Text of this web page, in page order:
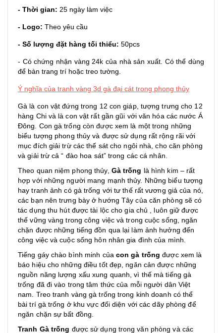
- Thời gian: 25 ngày làm việc
- Logo: Theo yêu cầu
- Số lượng đặt hàng tối thiểu: 50pcs
- Có chứng nhận vàng 24k của nhà sản xuất. Có thể dùng
để bàn trang trí hoặc treo tường.
Ý nghĩa của tranh vàng 3d gà đại cát trong phong thủy
Gà là con vật đứng trong 12 con giáp, tượng trưng cho 12
hàng Chi và là con vật rất gần gũi với văn hóa các nước Á
Đông. Con gà trống còn được xem là một trong những
biểu tượng phong thủy và được sử dụng rất rộng rãi với
mục đích giải trừ các thế sát cho ngôi nhà, cho căn phòng
và giải trừ cả “ đào hoa sát” trong các cá nhân.
Theo quan niệm phong thủy, Gà trống là hình kim – rất
hợp với những người mang mạnh thủy. Những biểu tượng
hay tranh ảnh có gà trống với tư thế rất vương giả của nó,
các bạn nên trưng bày ở hướng Tây của căn phòng sẽ có
tác dụng thu hút được tài lộc cho gia chủ , luôn giữ được
thế vững vàng trong công việc và trong cuộc sống, ngăn
chặn được những tiếng đồn qua lại làm ảnh hưởng đến
công việc và cuộc sống hôn nhân gia đình của mình.
Tiếng gáy chào bình minh của con gà trốngđược xem là
báo hiệu cho những điều tốt đẹp, ngăn cản được những
nguồn năng lượng xấu xung quanh, vì thế mà tiếng gà
trống đã đi vào trong tâm thức của mỗi người dân Việt
nam. Treo tranh vàng gà trống trong kinh doanh có thể
bài trí gà trống ở khu vực đối diện với các dãy phòng để
ngăn chặn sự bất đồng.
Tranh Gà trống được sử dụng trong văn phòng và các